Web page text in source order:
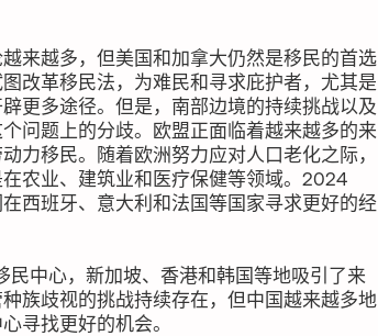
来越多，但美国和加拿大仍然是移民的首选
改革移民法，为难民和寻求庇护者，尤其是
更多途径。但是，南部边境的持续挑战以及
问题上的分歧。欧盟正面临着越来越多的来
力移民。随着欧洲努力应对人口老化之际，
农业、建筑业和医疗保健等领域。2024
西班牙、意大利和法国等国家寻求更好的经
中心，新加坡、香港和韩国等地吸引了来
族歧视的挑战持续存在，但中国越来越多地
寻找更好的机会。